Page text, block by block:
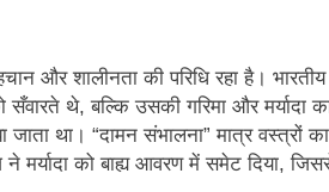
3 Years Ago
, जी-20 में ‘भार-त’ का चमका सितारा
ने किया अनुराधा प्रकाशन की पुस्तकों एवं
और शालीनता की परिधि रहा है। भारतीय
थे, बल्कि उसकी गरिमा और मर्यादा का
था। “दामन संभालना” मात्र वस्त्रों
मर्यादा को बाह्य आवरण में समेट दिया,